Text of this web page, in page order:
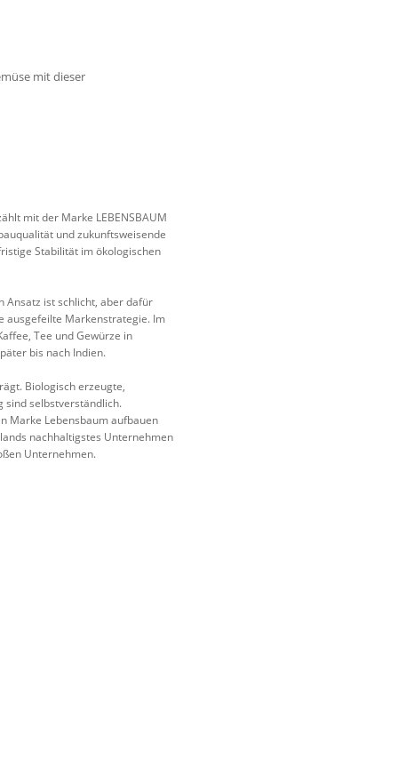
mit dieser
mit der Marke LEBENSBAUM
und zukunftsweisende
Stabilität im ökologischen
Ansatz ist schlicht, aber dafür
ausgefeilte Markenstrategie. Im
Tee und Gewürze in
bis nach Indien.
Biologisch erzeugte,
sind selbstverständlich.
Marke Lebensbaum aufbauen
nachhaltigstes Unternehmen
Unternehmen.